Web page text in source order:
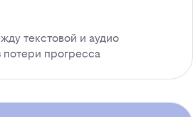
текстовой и аудио
потери прогресса